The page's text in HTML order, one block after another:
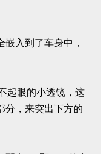
入到了车身中，
起眼的小透镜，这
分，来突出下方的